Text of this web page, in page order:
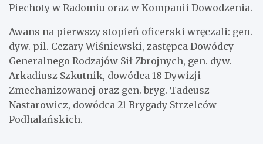
Piechoty w Radomiu oraz w Kompanii Dowodzenia.
Awans na pierwszy stopień oficerski wręczali: gen.
dyw. pil. Cezary Wiśniewski, zastępca Dowódcy
Generalnego Rodzajów Sił Zbrojnych, gen. dyw.
Arkadiusz Szkutnik, dowódca 18 Dywizji
Zmechanizowanej oraz gen. bryg. Tadeusz
Nastarowicz, dowódca 21 Brygady Strzelców
Podhalańskich.